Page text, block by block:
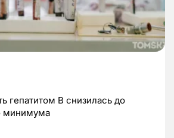
гепатитом В снизилась до
минимума